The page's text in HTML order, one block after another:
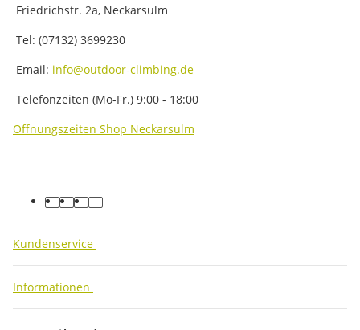
Friedrichstr. 2a, Neckarsulm
Tel: (07132) 3699230
Email: info@outdoor-climbing.de
Telefonzeiten (Mo-Fr.) 9:00 - 18:00
Öffnungszeiten Shop Neckarsulm
facebook
youtube
instagram
tiktok
Kundenservice
Informationen